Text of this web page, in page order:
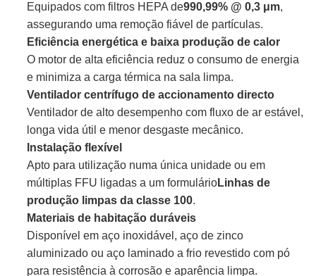
Equipados com filtros HEPA de990,99% @ 0,3 μm,
assegurando uma remoção fiável de partículas.
Eficiência energética e baixa produção de calor
O motor de alta eficiência reduz o consumo de energia
e minimiza a carga térmica na sala limpa.
Ventilador centrífugo de accionamento directo
Ventilador de alto desempenho com fluxo de ar estável,
longa vida útil e menor desgaste mecânico.
Instalação flexível
Apto para utilização numa única unidade ou em
múltiplas FFU ligadas a um formulárioLinhas de
produção limpas da classe 100.
Materiais de habitação duráveis
Disponível em aço inoxidável, aço de zinco
aluminizado ou aço laminado a frio revestido com pó
para resistência à corrosão e aparência limpa.